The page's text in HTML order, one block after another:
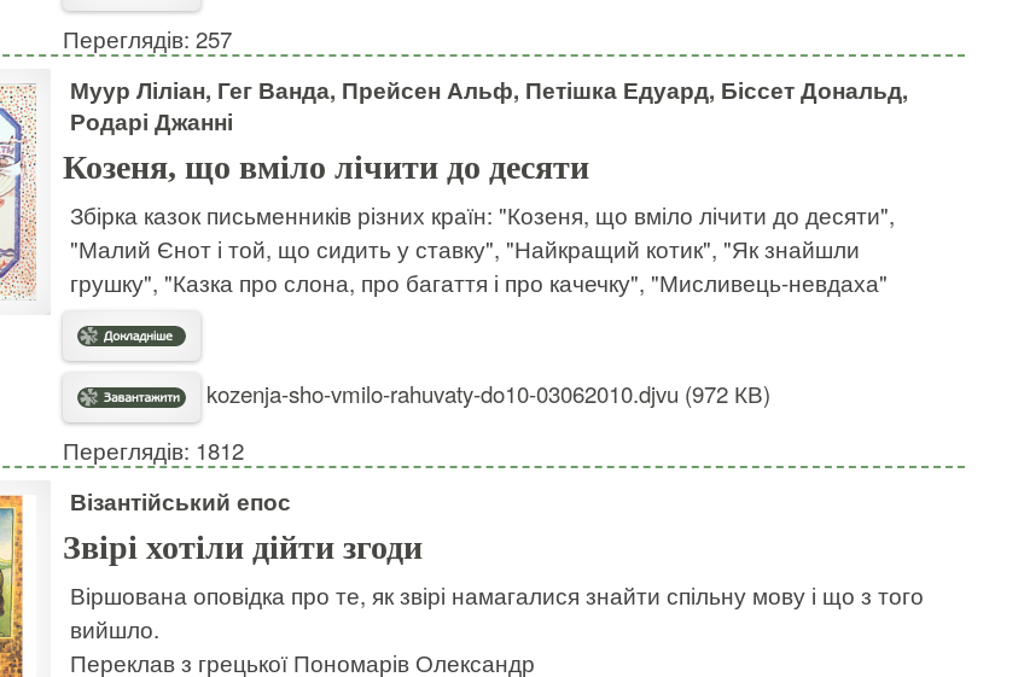
Переглядів: 257
Муур Ліліан, Гег Ванда, Прейсен Альф, Петішка Едуард, Біссет Дональд,
Родарі Джанні
Козеня, що вміло лічити до десяти
Збірка казок письменників різних країн: "Козеня, що вміло лічити до десяти",
"Малий Єнот і той, що сидить у ставку", "Найкращий котик", "Як знайшли
грушку", "Казка про слона, про багаття і про качечку", "Мисливець-невдаха"
kozenja-sho-vmilo-rahuvaty-do10-03062010.djvu (972 КВ)
Переглядів: 1812
Візантійський епос
Звірі хотіли дійти згоди
Віршована оповідка про те, як звірі намагалися знайти спільну мову і що з того
вийшло.
Переклав з грецької Пономарів Олександр